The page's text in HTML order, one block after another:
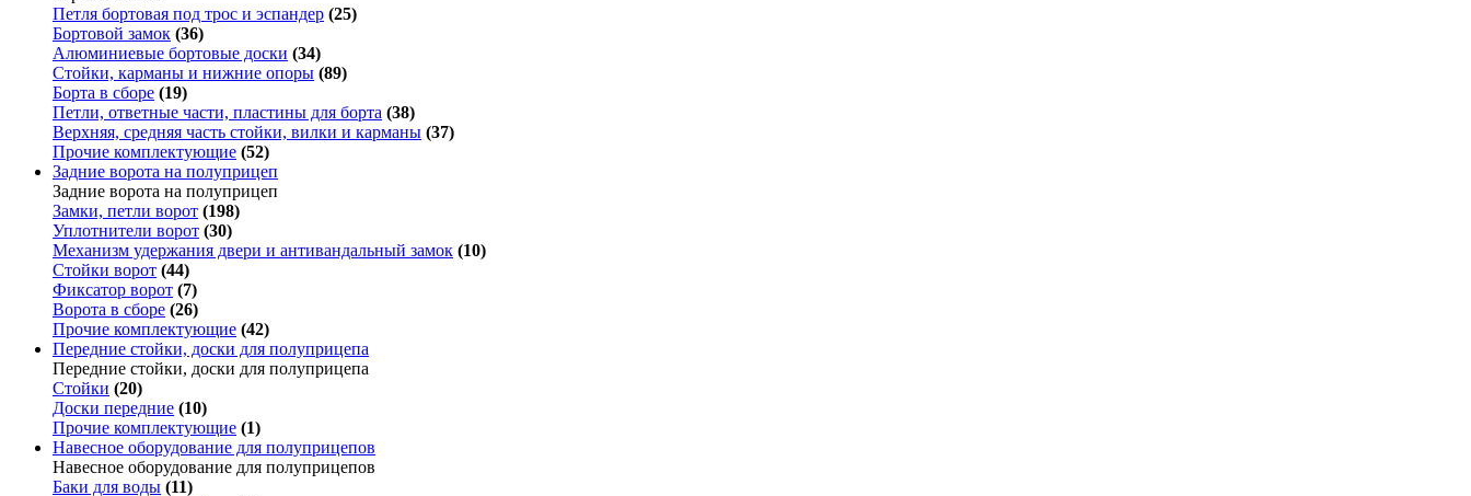
Петля бортовая под трос и эспандер (25)
Бортовой замок (36)
Алюминиевые бортовые доски (34)
Стойки, карманы и нижние опоры (89)
Борта в сборе (19)
Петли, ответные части, пластины для борта (38)
Верхняя, средняя часть стойки, вилки и карманы (37)
Прочие комплектующие (52)
Задние ворота на полуприцеп
Задние ворота на полуприцеп
Замки, петли ворот (198)
Уплотнители ворот (30)
Механизм удержания двери и антивандальный замок (10)
Стойки ворот (44)
Фиксатор ворот (7)
Ворота в сборе (26)
Прочие комплектующие (42)
Передние стойки, доски для полуприцепа
Передние стойки, доски для полуприцепа
Стойки (20)
Доски передние (10)
Прочие комплектующие (1)
Навесное оборудование для полуприцепов
Навесное оборудование для полуприцепов
Баки для воды (11)